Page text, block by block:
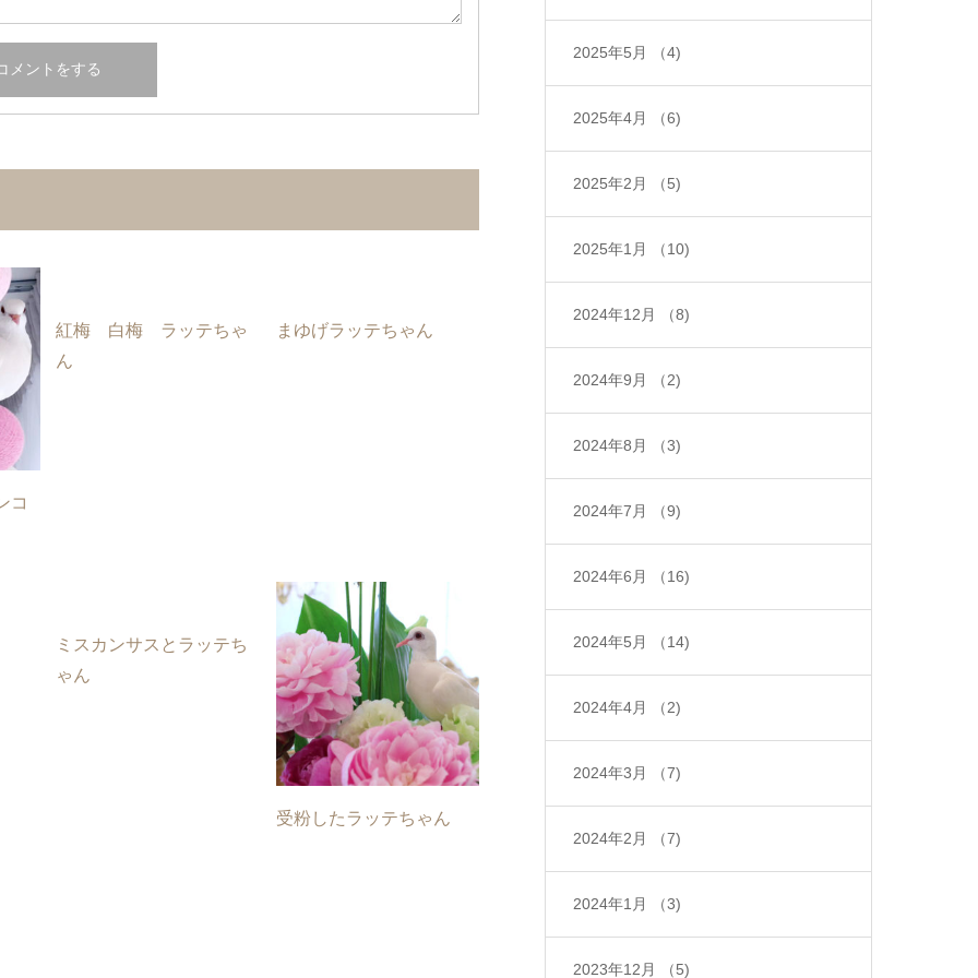
コ
紅梅 白梅 ラッテちゃ
ん
まゆげラッテちゃん
ミスカンサスとラッテち
ゃん
受粉したラッテちゃん
2025年5月 （4)
2025年4月 （6)
2025年2月 （5)
2025年1月 （10)
2024年12月 （8)
2024年9月 （2)
2024年8月 （3)
2024年7月 （9)
2024年6月 （16)
2024年5月 （14)
2024年4月 （2)
2024年3月 （7)
2024年2月 （7)
2024年1月 （3)
2023年12月 （5)